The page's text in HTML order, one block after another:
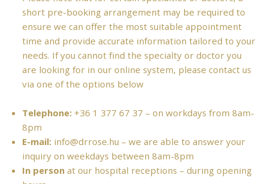
short pre-booking arrangement may be required to
ensure we can offer the most suitable appointment
time and provide accurate information tailored to your
needs. If you cannot find the specialty or doctor you
are looking for in our online system, please contact us
via one of the options below
Telephone: +36 1 377 67 37 – on workdays from 8am-
8pm
E-mail: info@drrose.hu – we are able to answer your
inquiry on weekdays between 8am-8pm
In personat our hospital receptions – during opening